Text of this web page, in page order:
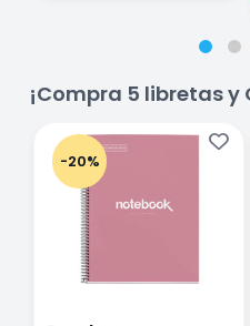
¡Compra 5 libretas y
-20%